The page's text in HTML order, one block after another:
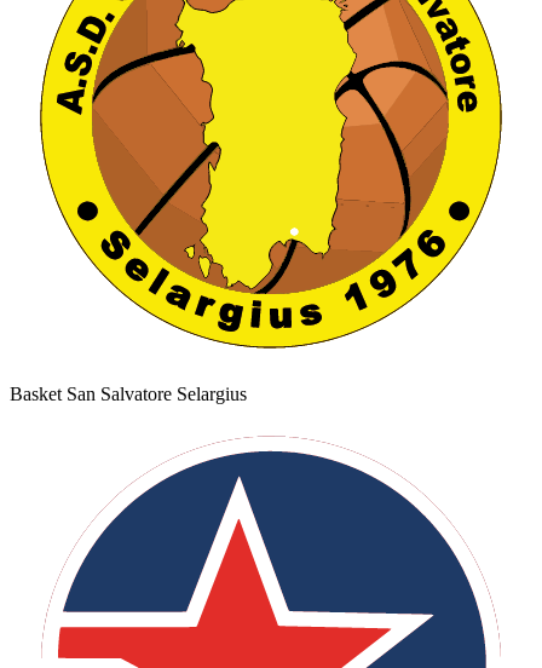
Basket San Salvatore Selargius